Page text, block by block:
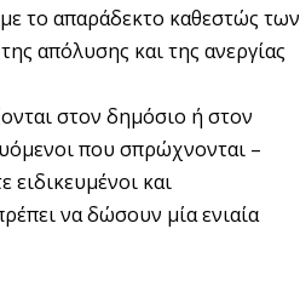
το απαράδεκτο καθεστώς των
απόλυσης και της ανεργίας
στον δημόσιο ή στον
που σπρώχνονται –
ειδικευμένοι και
να δώσουν μία ενιαία